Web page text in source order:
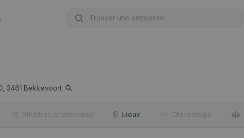
3461 Bekkevoort
Structure d'entreprise Lieux Chronologie